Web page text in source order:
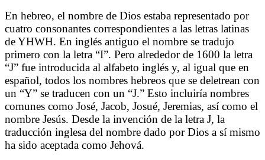
En hebreo, el nombre de Dios estaba representado por
cuatro consonantes correspondientes a las letras latinas
de YHWH. En inglés antiguo el nombre se tradujo
primero con la letra “I”. Pero alrededor de 1600 la letra
“J” fue introducida al alfabeto inglés y, al igual que en
español, todos los nombres hebreos que se deletrean con
un “Y” se traducen con un “J.” Esto incluiría nombres
comunes como José, Jacob, Josué, Jeremias, así como el
nombre Jesús. Desde la invención de la letra J, la
traducción inglesa del nombre dado por Dios a sí mismo
ha sido aceptada como Jehová.